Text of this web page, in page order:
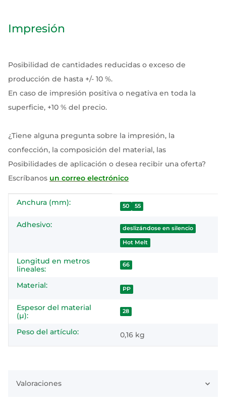
Impresión
Posibilidad de cantidades reducidas o exceso de
producción de hasta +/- 10 %.
En caso de impresión positiva o negativa en toda la
superficie, +10 % del precio.
¿Tiene alguna pregunta sobre la impresión, la
confección, la composición del material, las
Posibilidades de aplicación o desea recibir una oferta?
Escríbanos un correo electrónico
#productDetails.itemInformation#
#productDetails.itemValue#
Anchura (mm): 50 55
Adhesivo: deslizándose en silencio
Hot Melt
Longitud en metros
lineales:
66
Material: PP
Espesor del material
(µ):
28
Peso del artículo: 0,16 kg
Valoraciones